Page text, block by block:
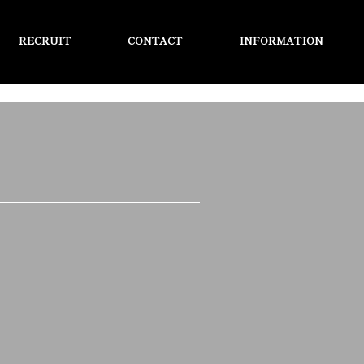
RECRUIT CONTACT INFORMATION